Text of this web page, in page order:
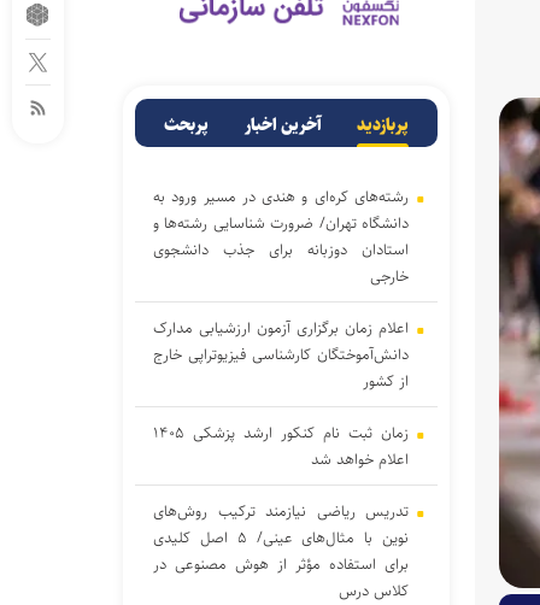
پربازدید آخرین اخبار پربحث
رشته‌های کره‌ای و هندی در مسیر ورود به
دانشگاه تهران/ ضرورت شناسایی رشته‌ها و
استادان دوزبانه برای جذب دانشجوی
خارجی
اعلام زمان برگزاری آزمون ارزشیابی مدارک
دانش‌آموختگان کارشناسی فیزیوتراپی خارج
از کشور
زمان ثبت نام کنکور ارشد پزشکی ۱۴۰۵
اعلام خواهد شد
تدریس ریاضی نیازمند ترکیب روش‌های
نوین با مثال‌های عینی/ ۵ اصل کلیدی
برای استفاده مؤثر از هوش مصنوعی در
کلاس درس